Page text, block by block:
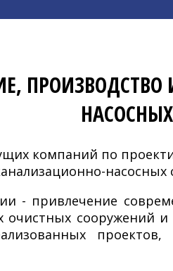
компаний по
насосных
- привлечение
очистных